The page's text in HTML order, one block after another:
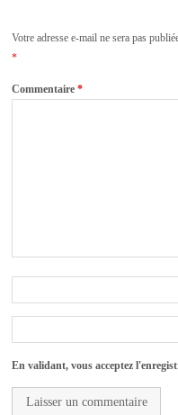
Votre adresse e-mail ne sera pas
*
Commentaire*
En validant, vous acceptez